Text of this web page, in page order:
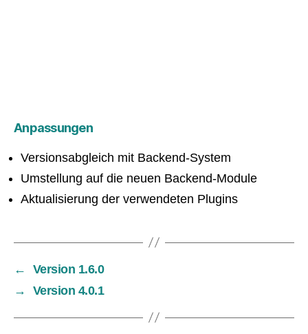
Anpassungen
Versionsabgleich mit Backend-System
Umstellung auf die neuen Backend-Module
Aktualisierung der verwendeten Plugins
←
Version 1.6.0
→
Version 4.0.1